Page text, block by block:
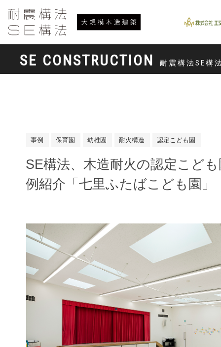
SE CONSTRUCTION 耐震構法SE構
事例 保育園 幼稚園 耐火構造 認定こども園
SE構法、木造耐火の認定こど
例紹介「七里ふたばこども園」